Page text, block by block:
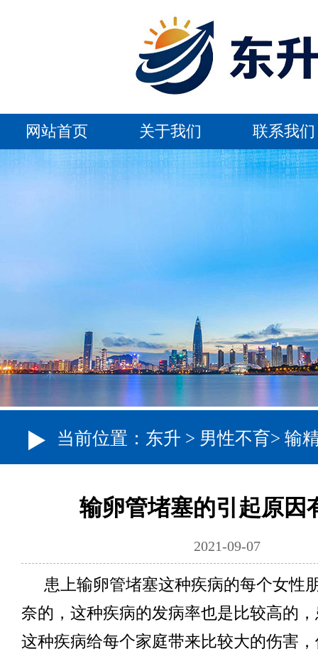
网站首页 关于我们 联系我们
当前位置： 东升 > 男性不育> 输
输卵管堵塞的引起原因
2021-09-07
患上输卵管堵塞这种疾病的每个女性
奈的，这种疾病的发病率也是比较高的
这种疾病给每个家庭带来比较大的伤害